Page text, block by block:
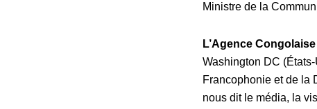
Ministre de la
L’Agence
Washington DC
Francophonie et de la
nous dit le média, la